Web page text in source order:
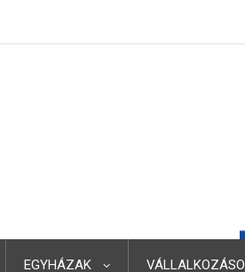
EGYHÁZAK